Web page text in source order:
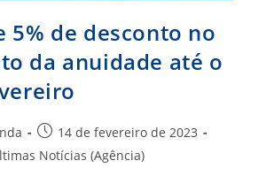
5% de desconto no
da anuidade até o
Post
publicado:
14 de fevereiro de 2023
Notícias (Agência)